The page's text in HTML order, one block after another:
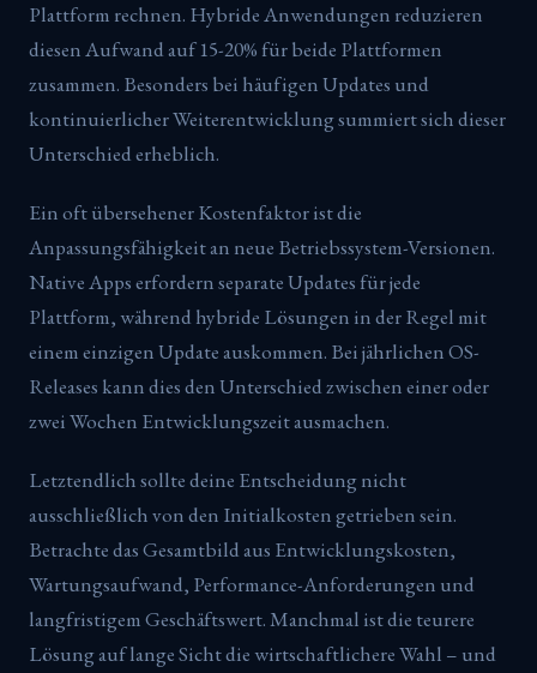
Plattform rechnen. Hybride Anwendungen reduzieren
diesen Aufwand auf 15-20% für beide Plattformen
zusammen. Besonders bei häufigen Updates und
kontinuierlicher Weiterentwicklung summiert sich dieser
Unterschied erheblich.
Ein oft übersehener Kostenfaktor ist die
Anpassungsfähigkeit an neue Betriebssystem-Versionen.
Native Apps erfordern separate Updates für jede
Plattform, während hybride Lösungen in der Regel mit
einem einzigen Update auskommen. Bei jährlichen OS-
Releases kann dies den Unterschied zwischen einer oder
zwei Wochen Entwicklungszeit ausmachen.
Letztendlich sollte deine Entscheidung nicht
ausschließlich von den Initialkosten getrieben sein.
Betrachte das Gesamtbild aus Entwicklungskosten,
Wartungsaufwand, Performance-Anforderungen und
langfristigem Geschäftswert. Manchmal ist die teurere
Lösung auf lange Sicht die wirtschaftlichere Wahl – und